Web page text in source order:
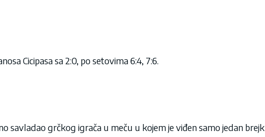
Cicipasa sa 2:0, po setovima 6:4, 7:6.
savladao grčkog igrača u meču u kojem je viđen samo jedan brejk